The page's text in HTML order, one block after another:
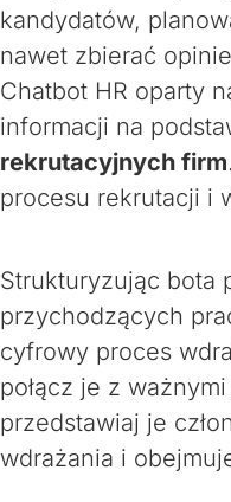
kandydatów,
nawet zbierać
Chatbot HR oparty
informacji na
rekrutacyjnych firm
procesu rekrutacji i
Strukturyzując bota
przychodzących
cyfrowy proces
połącz je z
przedstawiaj je
wdrażania i